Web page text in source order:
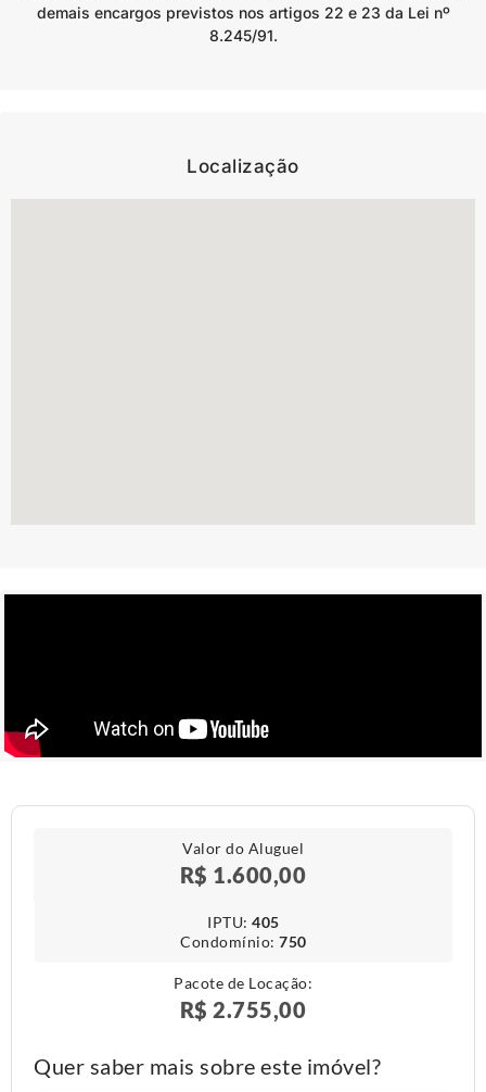
demais encargos previstos nos artigos 22 e 23 da Lei nº
8.245/91.
Localização
Valor do Aluguel
R$ 1.600,00
IPTU​: 405
Condomínio​: 750
Pacote de Locação:
R$ 2.755,00
Quer saber mais sobre este imóvel?